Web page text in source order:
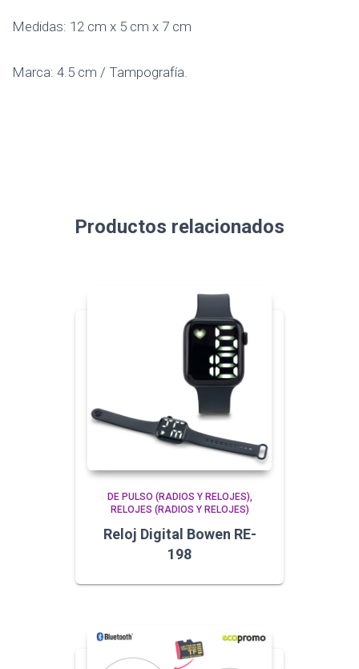
Medidas: 12 cm x 5 cm x 7 cm
Marca: 4.5 cm / Tampografía.
Productos relacionados
DE PULSO (RADIOS Y RELOJES)
RELOJES (RADIOS Y RELOJES)
Reloj Digital Bowen RE-
198